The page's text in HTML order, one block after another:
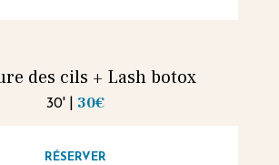
des cils + Lash botox
30'| 30€
RÉSERVER